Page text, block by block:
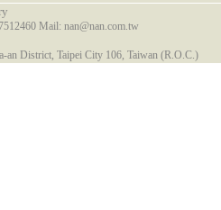
Mail: nan@nan.com.tw
an District, Taipei City 106, Taiwan (R.O.C.)